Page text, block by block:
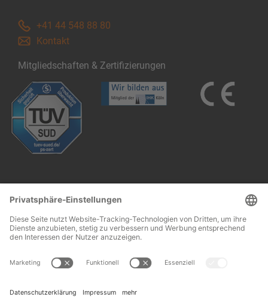
+41 44 548 88 80
Kontakt
Mitgliedschaften & Zertifizierungen